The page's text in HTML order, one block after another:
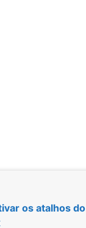
os atalhos do